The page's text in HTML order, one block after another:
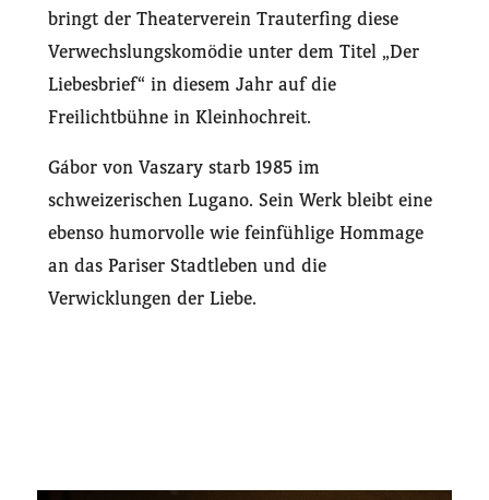
bringt der Theaterverein Trauterfing diese
Verwechslungskomödie unter dem Titel „Der
Liebesbrief“ in diesem Jahr auf die
Freilichtbühne in Kleinhochreit.
Gábor von Vaszary starb 1985 im
schweizerischen Lugano. Sein Werk bleibt eine
ebenso humorvolle wie feinfühlige Hommage
an das Pariser Stadtleben und die
Verwicklungen der Liebe.